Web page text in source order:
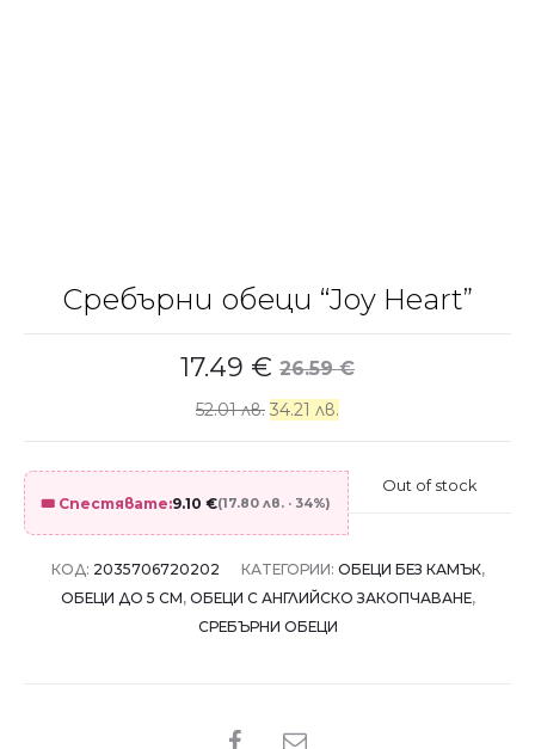
Сребърни обеци “Joy Heart”
26.59€
17.49 €
52.01 лв. 34.21 лв.
🎟️ Спестявате:9.10€(17.80 лв. · 34%)
Out of stock
КОД: 2035706720202 КАТЕГОРИИ: ОБЕЦИ БЕЗ КАМЪК,
ОБЕЦИ ДО 5 СМ, ОБЕЦИ С АНГЛИЙСКО ЗАКОПЧАВАНЕ,
СРЕБЪРНИ ОБЕЦИ
SHARE